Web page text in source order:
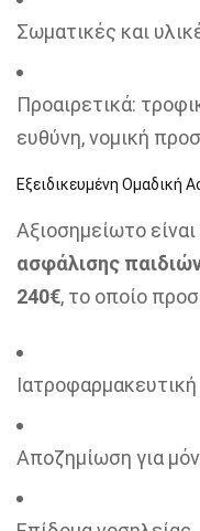
Σωματικές και
Προαιρετικά:
ευθύνη, νομική
Εξειδικευμένη Ομαδική
Αξιοσημείωτο
ασφάλισης
240€, το οποίο
Αποζημίωση για